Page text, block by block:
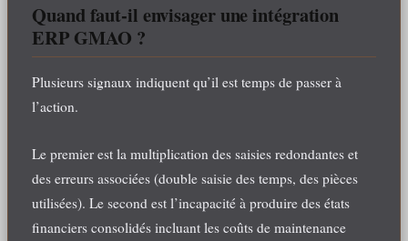
Quand faut-il envisager une intégration
ERP GMAO ?
Plusieurs signaux indiquent qu’il est temps de passer à
l’action.
Le premier est la multiplication des saisies redondantes et
des erreurs associées (double saisie des temps, des pièces
utilisées). Le second est l’incapacité à produire des états
financiers consolidés incluant les coûts de maintenance